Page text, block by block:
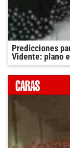
Predicciones
Vidente: plano